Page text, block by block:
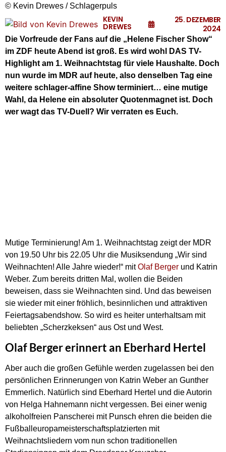
© Kevin Drewes / Schlagerpuls
KEVIN
DREWES
25. DEZEMBER
2024
Die Vorfreude der Fans auf die „Helene Fischer Show“
im ZDF heute Abend ist groß. Es wird wohl DAS TV-
Highlight am 1. Weihnachtstag für viele Haushalte. Doch
nun wurde im MDR auf heute, also denselben Tag eine
weitere schlager-affine Show terminiert… eine mutige
Wahl, da Helene ein absoluter Quotenmagnet ist. Doch
wer wagt das TV-Duell? Wir verraten es Euch.
Mutige Terminierung! Am 1. Weihnachtstag zeigt der MDR
von 19.50 Uhr bis 22.05 Uhr die Musiksendung „Wir sind
Weihnachten! Alle Jahre wieder!“ mitOlaf Berger und Katrin
Weber. Zum bereits dritten Mal, wollen die Beiden
beweisen, dass sie Weihnachten sind. Und das beweisen
sie wieder mit einer fröhlich, besinnlichen und attraktiven
Feiertagsabendshow. So wird es heiter unterhaltsam mit
beliebten „Scherzkeksen“ aus Ost und West.
Olaf Berger erinnert an Eberhard Hertel
Aber auch die großen Gefühle werden zugelassen bei den
persönlichen Erinnerungen von Katrin Weber an Gunther
Emmerlich. Natürlich sind Eberhard Hertel und die Autorin
von Helga Hahnemann nicht vergessen. Bei einer wenig
alkoholfreien Panscherei mit Punsch ehren die beiden die
Fußballeuropameisterschaftsplatzierten mit
Weihnachtsliedern vom nun schon traditionellen